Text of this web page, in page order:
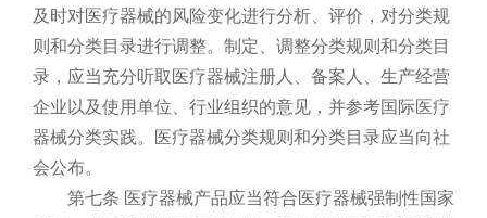
及时对医疗器械的风险变化进行分析、评价，对分类规
则和分类目录进行调整。制定、调整分类规则和分类目
录，应当充分听取医疗器械注册人、备案人、生产经营
企业以及使用单位、行业组织的意见，并参考国际医疗
器械分类实践。医疗器械分类规则和分类目录应当向社
会公布。
第七条 医疗器械产品应当符合医疗器械强制性国家